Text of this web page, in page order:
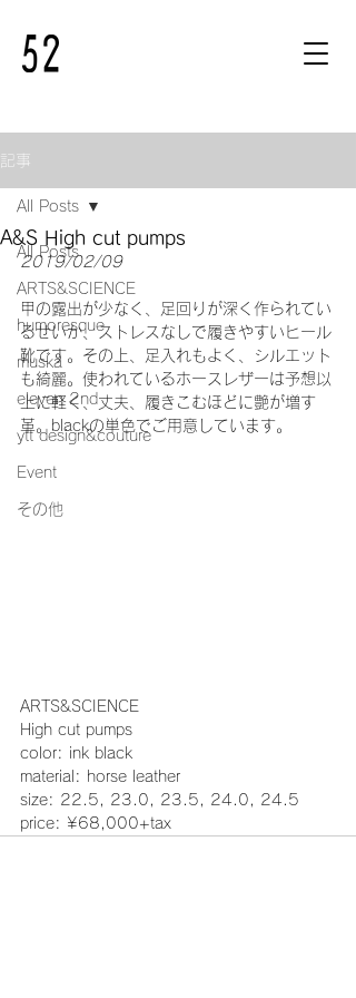
記事
All Posts
ARTS&SCIENCE
humoresque
muska
eleven 2nd
ytt design&couture
Event
その他
All Posts
A&S High cut pumps
2019/02/09
甲の露出が少なく、足回りが深く作られてい
るせいか、ストレスなしで履きやすいヒール
靴です。その上、足入れもよく、シルエット
も綺麗。使われているホースレザーは予想以
上に軽く、丈夫、履きこむほどに艶が増す
革。blackの単色でご用意しています。
ARTS&SCIENCE
High cut pumps
color: ink black
material: horse leather
size: 22.5, 23.0, 23.5, 24.0, 24.5
price: ¥68,000+tax